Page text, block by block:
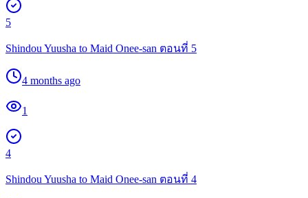
5
Shindou Yuusha to Maid Onee-san ตอนที่ 5
4 months ago
1
4
Shindou Yuusha to Maid Onee-san ตอนที่ 4